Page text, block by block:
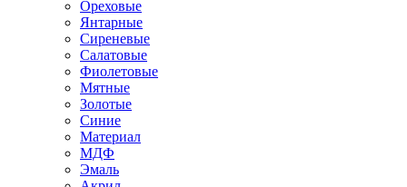
Ореховые
Янтарные
Сиреневые
Салатовые
Фиолетовые
Мятные
Золотые
Синие
Материал
МДФ
Эмаль